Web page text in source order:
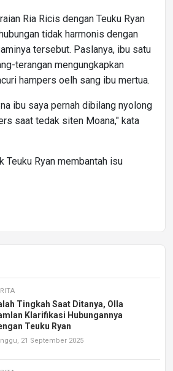
Ria Ricis dengan Teuku Ryan
tidak harmonis dengan
tersebut. Paslanya, ibu satu
terangan mengungkapkan
hampers oelh sang ibu mertua.
ibu saya pernah dibilang nyolong
saat tedak siten Moana," kata
Teuku Ryan membantah isu
Tingkah Saat Ditanya, Olla
Klarifikasi Hubungannya
Teuku Ryan
21 September 2025